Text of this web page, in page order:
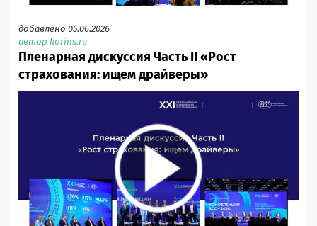
добавлено 05.06.2026
автор korins.ru
Пленарная дискуссия Часть II «Рост
страхования: ищем драйверы»